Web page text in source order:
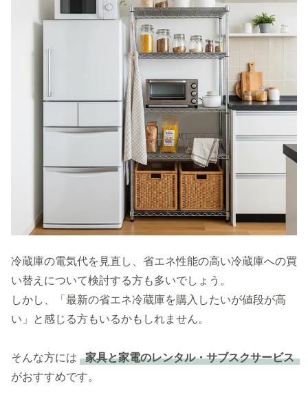
冷蔵庫の電気代を見直し、省エネ性能の高い冷蔵庫への買
い替えについて検討する方も多いでしょう。
しかし、「最新の省エネ冷蔵庫を購入したいが値段が高
い」と感じる方もいるかもしれません。
そんな方には
家具と家電のレンタル・サブスクサービス
がおすすめです。